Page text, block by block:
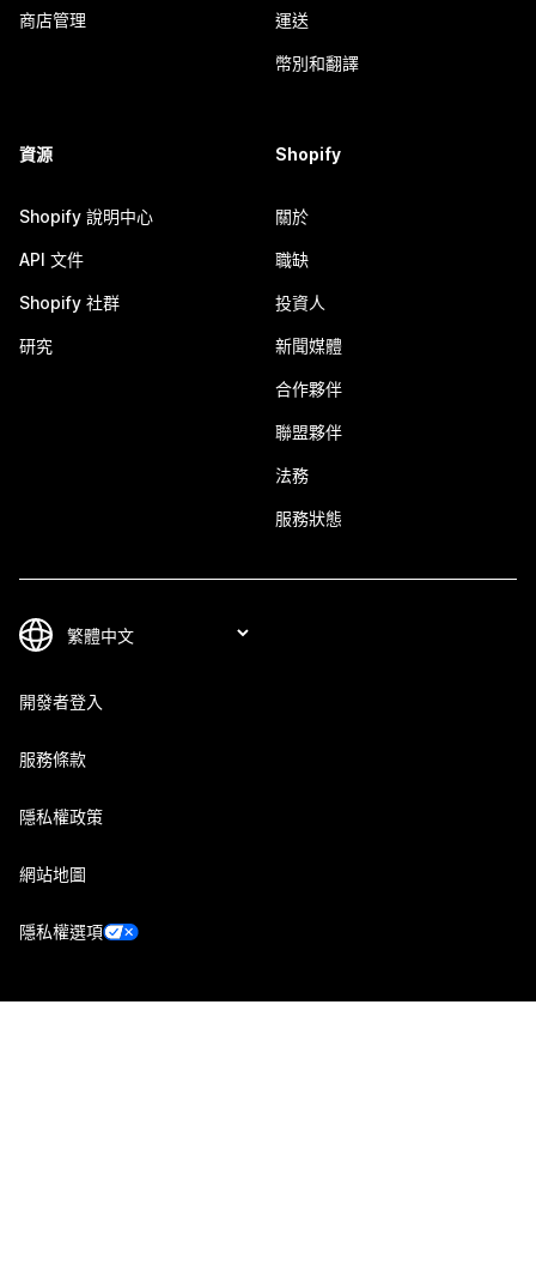
商店管理 運送
幣別和翻譯
資源
Shopify 說明中心
API 文件
Shopify 社群
研究
Shopify
關於
職缺
投資人
新聞媒體
合作夥伴
聯盟夥伴
法務
服務狀態
開發者登入
服務條款
隱私權政策
網站地圖
隱私權選項